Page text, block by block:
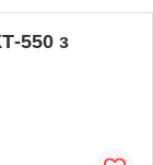
550 з